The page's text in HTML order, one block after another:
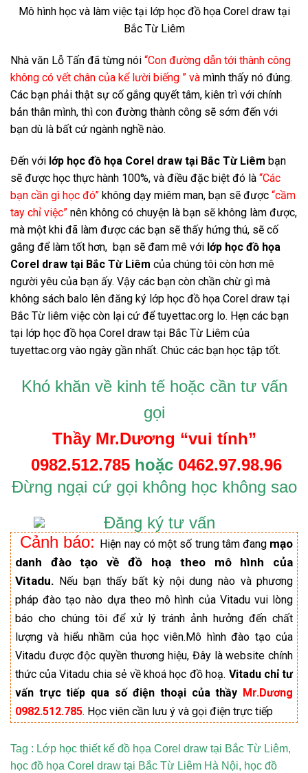
Mô hình học và làm việc tại lớp học đồ họa Corel draw tại
Bắc Từ Liêm
Nhà văn Lỗ Tấn đã từng nói “Con đường dẫn tới thành công
không có vết chân của kể lười biếng ” và mình thấy nó đúng.
Các bạn phải thật sự cố gắng quyết tâm, kiên trì với chính
bản thân mình, thì con đường thành công sẽ sớm đến với
bạn dù là bất cứ ngành nghề nào.
Đến với lớp học đồ họa Corel draw tại Bắc Từ Liêm bạn
sẽ được học thực hành 100%, và điều đặc biệt đó là “Các
bạn cần gì học đó” không dạy miêm man, bạn sẽ được “cầm
tay chỉ việc” nên không có chuyện là bạn sẽ không làm được,
mà một khi đã làm được các bạn sẽ thấy hứng thú, sẽ cố
gắng để làm tốt hơn, bạn sẽ đam mê với lớp học đồ họa
Corel draw tại Bắc Từ Liêm của chúng tôi còn hơn mê
người yêu của bạn ấy. Vậy các bạn còn chần chừ gì mà
không sách balo lên đăng ký lớp học đồ họa Corel draw tại
Bắc Từ liêm việc còn lại cứ để tuyettac.org lo. Hẹn các bạn
tại lớp học đồ họa Corel draw tại Bắc Từ Liêm của
tuyettac.org vào ngày gần nhất. Chúc các bạn học tập tốt.
Khó khăn vềkinh tếhoặc cần tưvấn
gọi
Thầy Mr.Dương “vui tính”
0982.512.785 hoặc 0462.97.98.96
Đừng ngại cứ gọi không học không sao
Cảnh báo: Hiện nay có một số trung tâm đang mạo
danh đào tạo về đồ hoạ theo mô hình của
Vitadu. Nếu bạn thấy bất kỳ nội dung nào và phương
pháp đào tạo nào dựa theo mô hình của Vitadu vui lòng
báo cho chúng tôi để xử lý tránh ảnh hưởng đến chất
lượng và hiểu nhầm của học viên.Mô hình đào tạo của
Vitadu được độc quyền thương hiệu, Đây là website chính
thức của Vitadu chia sẻ về khoá học đồ hoạ. Vitadu chỉ tư
vấn trực tiếp qua số điện thoại của thầy Mr.Dương
0982.512.785. Học viên cần lưu ý và gọi điện trực tiếp
Tag : Lớp học thiết kế đồ họa Corel draw tại Bắc Từ Liêm,
học đồ họa Corel draw tại Bắc Từ Liêm Hà Nội, học đồ